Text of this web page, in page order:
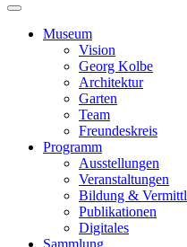
Museum
Vision
Georg Kolbe
Architektur
Garten
Team
Freundeskreis
Programm
Ausstellungen
Veranstaltungen
Bildung &
Publikationen
Digitales
Sammlung